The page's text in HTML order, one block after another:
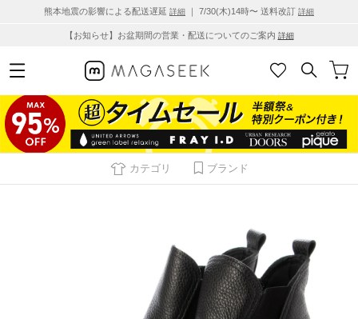
熊本地震の影響による配送遅延 詳細 ｜ 7/30(木)14時〜 送料改訂 詳細
【お知らせ】お盆期間の営業・配送についてのご案内 詳細
カテゴリ ブランド